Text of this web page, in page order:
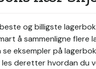
og billigste
å sammenligne flere
eksempler på
les deretter hvordan du